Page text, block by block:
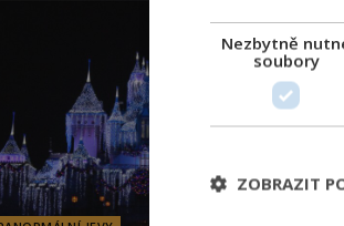
Nezbytně
soubory
ZOBRAZIT